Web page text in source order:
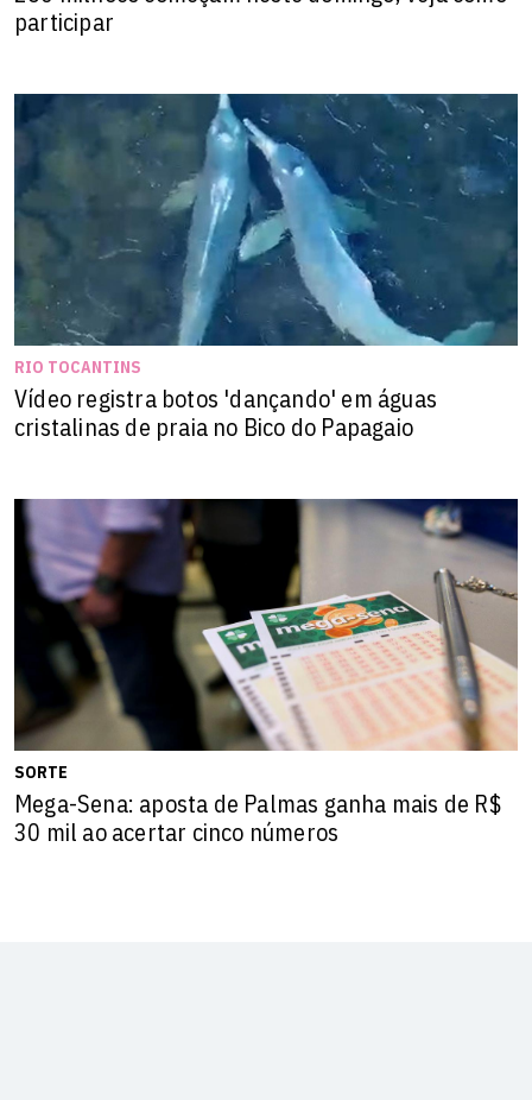
participar
RIO TOCANTINS
Vídeo registra botos 'dançando' em águas
cristalinas de praia no Bico do Papagaio
SORTE
Mega-Sena: aposta de Palmas ganha mais de R$
30 mil ao acertar cinco números